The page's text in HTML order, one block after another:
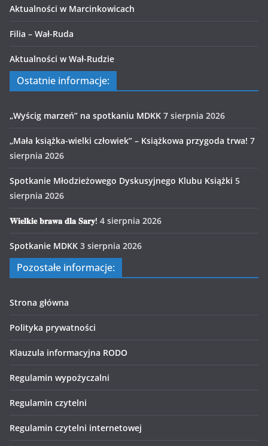
Aktualności w Marcinkowicach
Filia – Wał-Ruda
Aktualności w Wał-Rudzie
Ostatnie informacje:
„Wyścig marzeń” na spotkaniu MDKK 7 sierpnia 2026
„Mała książka-wielki człowiek” – Książkowa przygoda trwa! 7
sierpnia 2026
Spotkanie Młodzieżowego Dyskusyjnego Klubu Książki 5
sierpnia 2026
𝐖𝐢𝐞𝐥𝐤𝐢𝐞 𝐛𝐫𝐚𝐰𝐚 𝐝𝐥𝐚 𝐒𝐚𝐫𝐲! 4 sierpnia 2026
Spotkanie MDKK 3 sierpnia 2026
Pozostałe informacje:
Strona główna
Polityka prywatności
Klauzula informacyjna RODO
Regulamin wypożyczalni
Regulamin czytelni
Regulamin czytelni internetowej